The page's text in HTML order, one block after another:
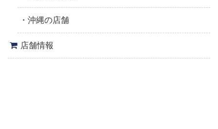
沖縄の店舗
店舗情報